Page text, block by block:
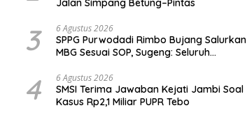
Jalan Simpang Betung–Pintas
3 6 Agustus 2026
SPPG Purwodadi Rimbo Bujang Salurkan
MBG Sesuai SOP, Sugeng: Seluruh
4 6 Agustus 2026
SMSI Terima Jawaban Kejati Jambi Soal
Kasus Rp2,1 Miliar PUPR Tebo